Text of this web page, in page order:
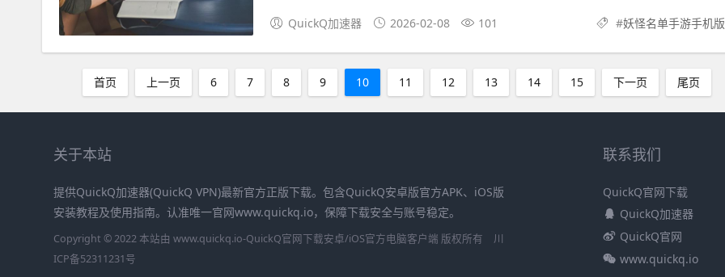
QuickQ加速器 2026-02-08 101 #妖怪名单手游手机版
首页 上一页 6 7 8 9 10 11 12 13 14 15 下一页 尾页
关于本站
提供QuickQ加速器(QuickQ VPN)最新官方正版下载。包含QuickQ安卓版官方APK、iOS版
安装教程及使用指南。认准唯一官网www.quickq.io，保障下载安全与账号稳定。
Copyright © 2022 本站由 www.quickq.io-QuickQ官网下载安卓/iOS官方电脑客户端 版权所有
川
ICP备52311231号
联系我们
QuickQ官网下载
QuickQ加速器
QuickQ官网
www.quickq.io